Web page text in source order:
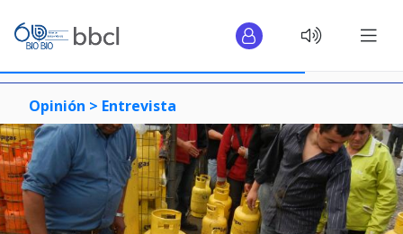
Opinión > Entrevista